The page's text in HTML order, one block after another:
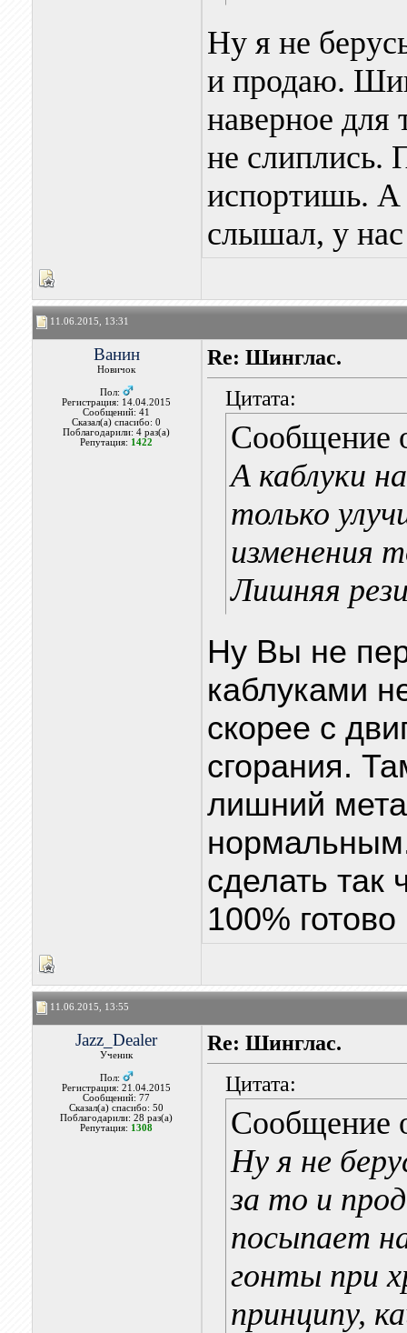
Ну я не
и продаю.
наверное для
не слиплись.
испортишь. А
слышал, у нас
11.06.2015, 13:31
Ванин
Новичок
Пол:
Регистрация: 14.04.2015
Сообщений: 41
Сказал(а) спасибо: 0
Поблагодарили: 4 раз(а)
Репутация: 1422
Re: Шинглас.
Цитата:
Сообщение
А каблуки
только
изменения
Лишняя
Ну Вы не
каблуками
скорее с
сгорания.
лишний
сделать так
100%
11.06.2015, 13:55
Jazz_Dealer
Ученик
Пол:
Регистрация: 21.04.2015
Сообщений: 77
Сказал(а) спасибо: 50
Поблагодарили: 28 раз(а)
Репутация: 1308
Re: Шинглас.
Цитата:
Сообщение
Ну я не
за то и
посыпает
гонты при
принципу,